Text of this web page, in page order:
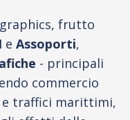
frutto
e Assoporti,
- principali
commercio
e traffici marittimi,